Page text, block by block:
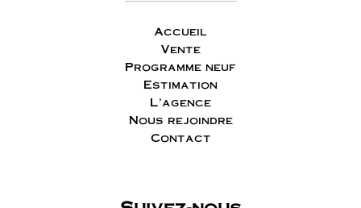
Accueil
Vente
Programme neuf
Estimation
L'agence
Nous rejoindre
Contact